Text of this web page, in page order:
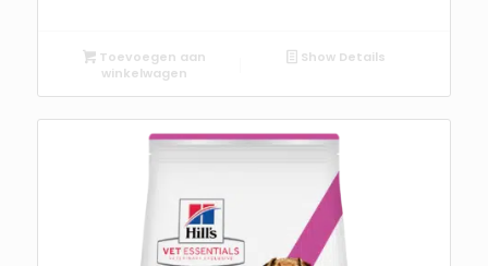
Toevoegen aan
winkelwagen
Show Details